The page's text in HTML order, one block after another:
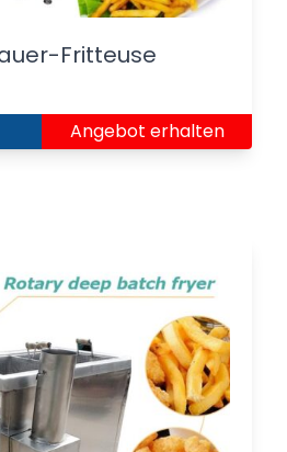
Fritteuse
Angebot erhalten